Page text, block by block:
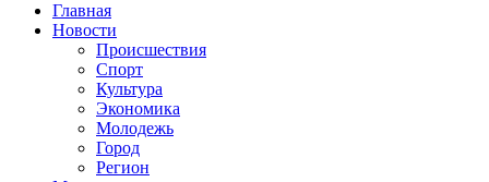
ГАЗЕТАГлавная
Новости
Происшествия
Спорт
Культура
Экономика
Молодежь
Город
Регион